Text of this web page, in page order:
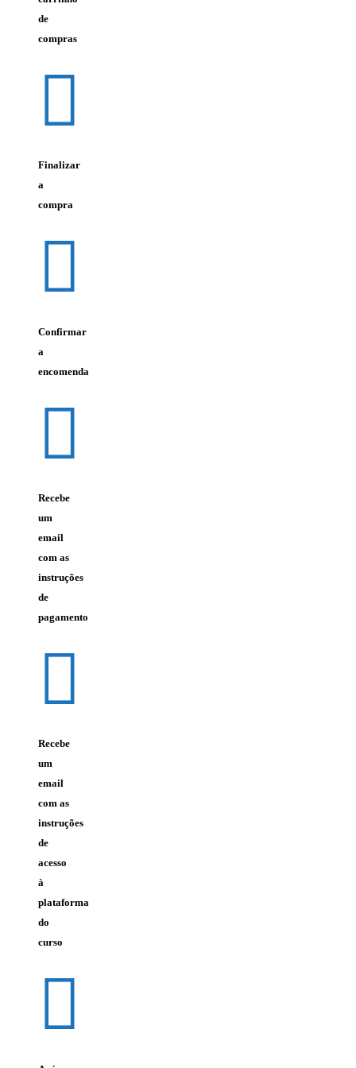
de
compras
Finalizar
a
compra
Confirmar
a
encomenda
Recebe
um
email
com as
instruções
de
pagamento
Recebe
um
email
com as
instruções
de
acesso
à
plataforma
do
curso